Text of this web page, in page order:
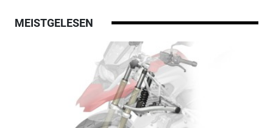
MEISTGELESEN